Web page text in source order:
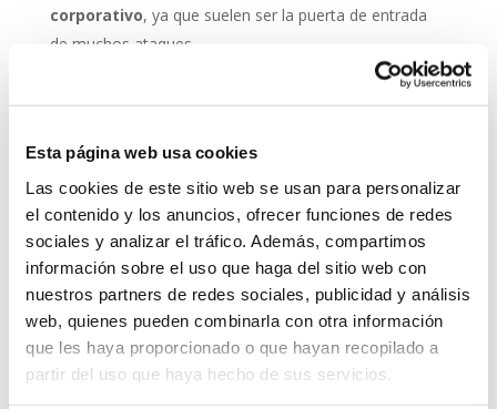
Esta página web usa cookies
Las cookies de este sitio web se usan para personalizar
el contenido y los anuncios, ofrecer funciones de redes
sociales y analizar el tráfico. Además, compartimos
información sobre el uso que haga del sitio web con
nuestros partners de redes sociales, publicidad y análisis
web, quienes pueden combinarla con otra información
que les haya proporcionado o que hayan recopilado a
partir del uso que haya hecho de sus servicios.
corporativo, ya que suelen ser la puerta de entrada
de muchos ataques.
Protege los accesos a tus sistemas de gestión
empresarialcon doble verificación.
que el malware no comprometa el segundo factor.
Educa a tu equiposobre la importancia de usar la
2FA y cómo aplicarla correctamente.
Revisa periódicamente las configuraciones, ya
que los métodos de autenticación pueden actualizarse
con el tiempo.
Grupo-System, ¿Quiénes somos?
En System Network Communication, con más de 15